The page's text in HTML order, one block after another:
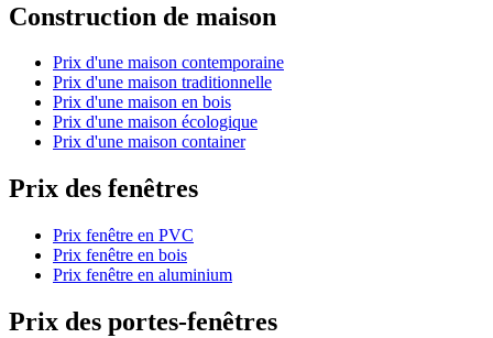
Construction de maison
Prix d'une maison contemporaine
Prix d'une maison traditionnelle
Prix d'une maison en bois
Prix d'une maison écologique
Prix d'une maison container
Prix des fenêtres
Prix fenêtre en PVC
Prix fenêtre en bois
Prix fenêtre en aluminium
Prix des portes-fenêtres